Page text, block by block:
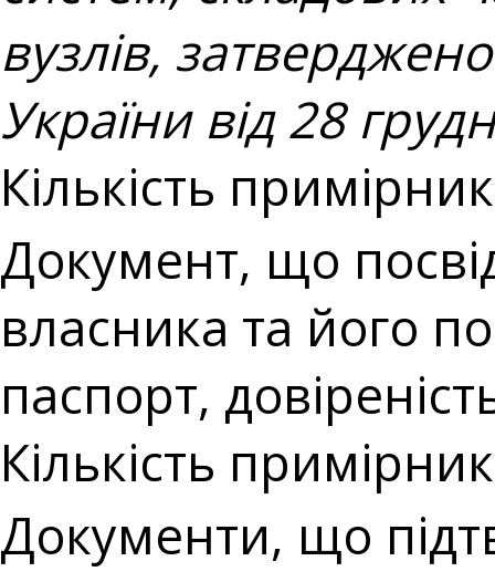
вузлів,
України від 28
Кількість
Документ, що
власника та його
паспорт,
Кількість
Документи, що